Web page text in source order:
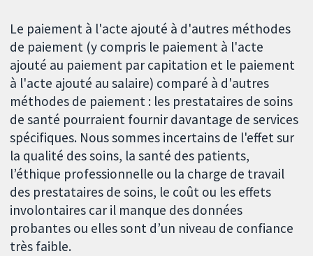
Le paiement à l'acte ajouté à d'autres méthodes
de paiement (y compris le paiement à l'acte
ajouté au paiement par capitation et le paiement
à l'acte ajouté au salaire) comparé à d'autres
méthodes de paiement : les prestataires de soins
de santé pourraient fournir davantage de services
spécifiques. Nous sommes incertains de l'effet sur
la qualité des soins, la santé des patients,
l’éthique professionnelle ou la charge de travail
des prestataires de soins, le coût ou les effets
involontaires car il manque des données
probantes ou elles sont d’un niveau de confiance
très faible.